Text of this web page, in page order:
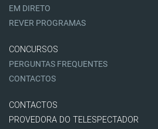
EM DIRETO
REVER PROGRAMAS
CONCURSOS
PERGUNTAS FREQUENTES
CONTACTOS
CONTACTOS
PROVEDORA DO TELESPECTADOR